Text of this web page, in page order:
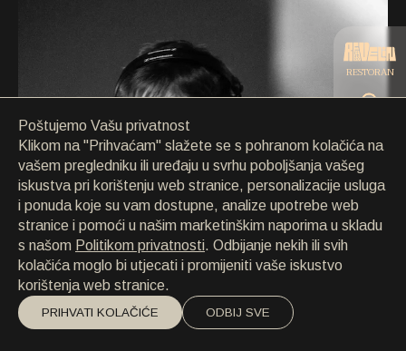
RESTORAN
CATERING
PLAŽA
Poštujemo Vašu privatnost
Klikom na "Prihvaćam" slažete se s pohranom kolačića na
vašem pregledniku ili uređaju u svrhu poboljšanja vašeg
iskustva pri korištenju web stranice, personalizacije usluga
i ponuda koje su vam dostupne, analize upotrebe web
stranice i pomoći u našim marketinškim naporima u skladu
s našom Politikom privatnosti. Odbijanje nekih ili svih
kolačića moglo bi utjecati i promijeniti vaše iskustvo
korištenja web stranice.
PRIHVATI KOLAČIĆE ODBIJ SVE